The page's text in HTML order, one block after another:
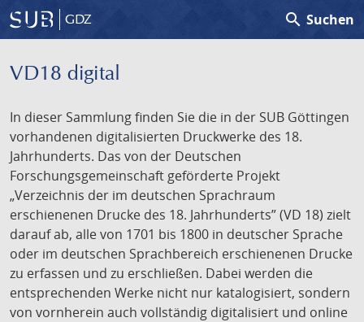
GDZ search Suchen
VD18 digital
In dieser Sammlung finden Sie die in der SUB Göttingen
vorhandenen digitalisierten Druckwerke des 18.
Jahrhunderts. Das von der Deutschen
Forschungsgemeinschaft geförderte Projekt
„Verzeichnis der im deutschen Sprachraum
erschienenen Drucke des 18. Jahrhunderts” (VD 18) zielt
darauf ab, alle von 1701 bis 1800 in deutscher Sprache
oder im deutschen Sprachbereich erschienenen Drucke
zu erfassen und zu erschließen. Dabei werden die
entsprechenden Werke nicht nur katalogisiert, sondern
von vornherein auch vollständig digitalisiert und online